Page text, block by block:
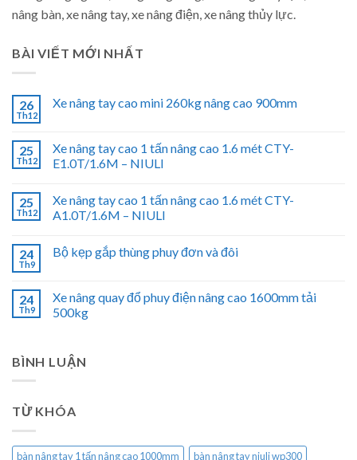
nâng bàn, xe nâng tay, xe nâng điện, xe nâng thủy lực.
BÀI VIẾT MỚI NHẤT
26
Th12
Xe nâng tay cao mini 260kg nâng cao 900mm
25
Th12
Xe nâng tay cao 1 tấn nâng cao 1.6 mét CTY-
E1.0T/1.6M – NIULI
25
Th12
Xe nâng tay cao 1 tấn nâng cao 1.6 mét CTY-
A1.0T/1.6M – NIULI
24
Th9
Bộ kẹp gắp thùng phuy đơn và đôi
24
Th9
Xe nâng quay đổ phuy điện nâng cao 1600mm tải
500kg
BÌNH LUẬN
TỪ KHÓA
bàn nâng tay 1 tấn nâng cao 1000mm bàn nâng tay niuli wp300